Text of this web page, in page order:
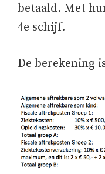
betaald. Met
4e schijf.
De berekening